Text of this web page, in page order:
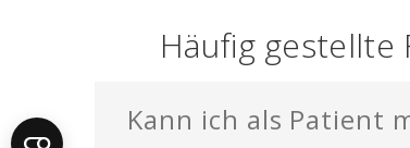
Häufig gestellte
Kann ich als Patient